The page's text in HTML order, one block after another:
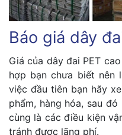
Báo giá dây
Giá của dây đai PET
hợp bạn chưa biết nên
việc đầu tiên bạn hãy
phẩm, hàng hóa, sau
cùng là các điều kiện
tránh được lãng phí.